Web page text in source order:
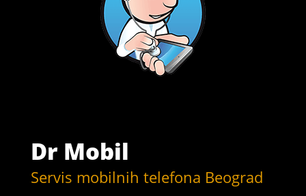
Dr Mobil
Servis mobilnih telefona Beograd